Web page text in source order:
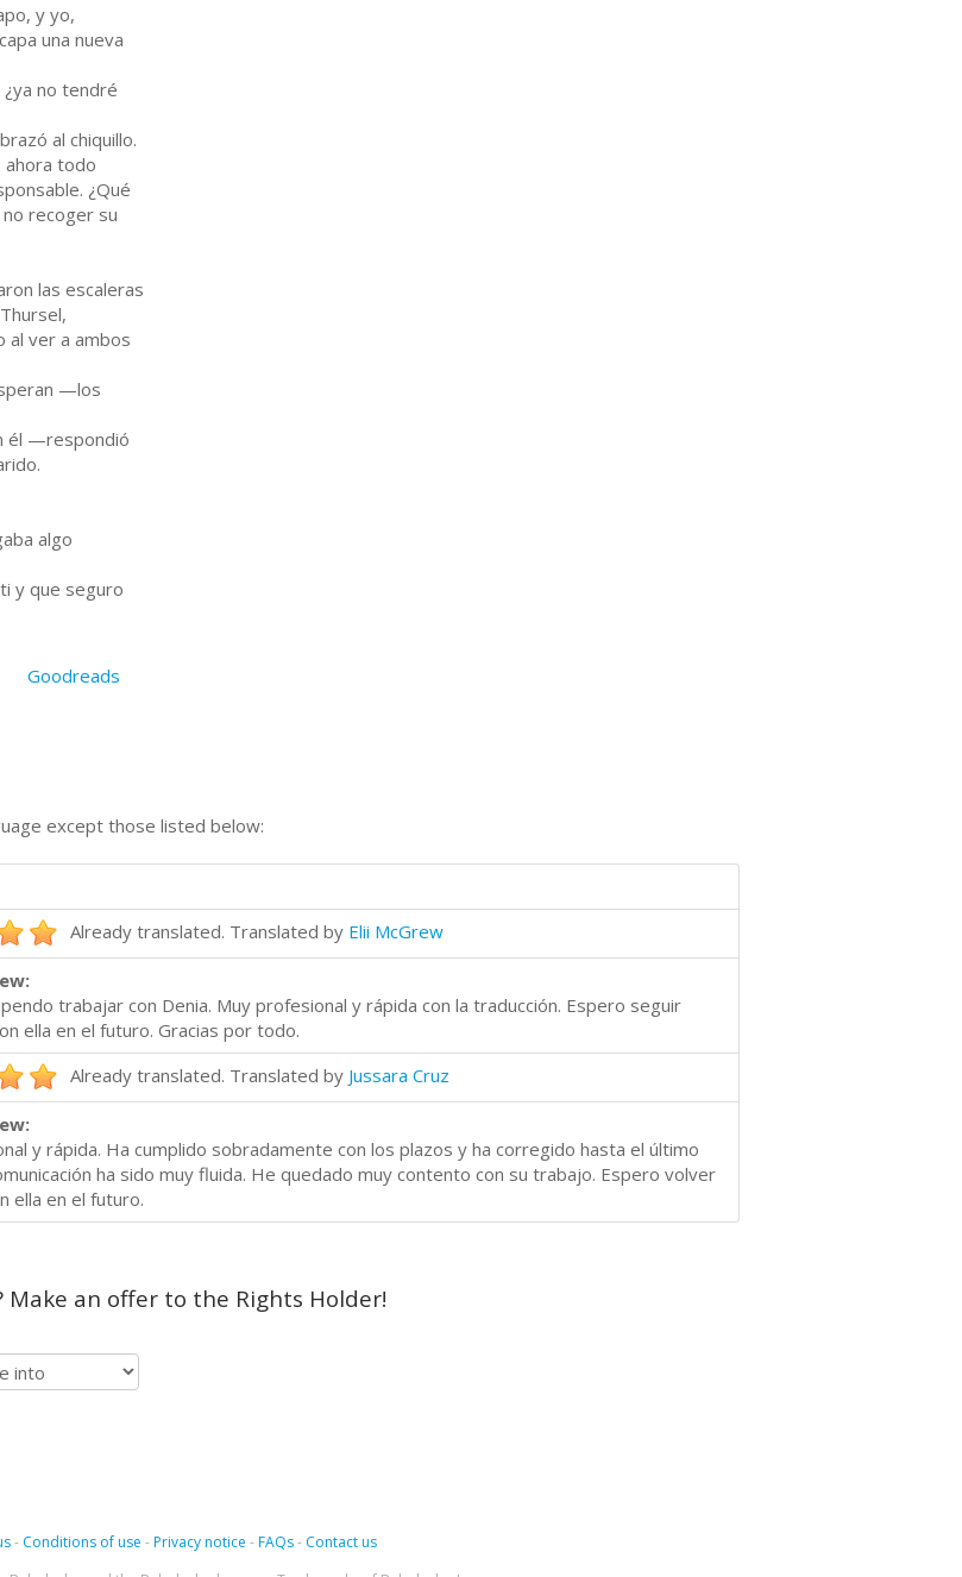
y yo,
una nueva
no tendré
al chiquillo.
todo
¿Qué
recoger su
las escaleras
al ver a ambos
—los
él —respondió
algo
y que seguro
Goodreads
except those listed below:
Already translated. Translated by Elii McGrew
trabajar con Denia. Muy profesional y rápida con la traducción. Espero seguir
ella en el futuro. Gracias por todo.
Already translated. Translated by Jussara Cruz
y rápida. Ha cumplido sobradamente con los plazos y ha corregido hasta el último
ha sido muy fluida. He quedado muy contento con su trabajo. Espero volver
ella en el futuro.
an offer to the Rights Holder!
- Conditions of use -Privacy notice -FAQs- Contact us